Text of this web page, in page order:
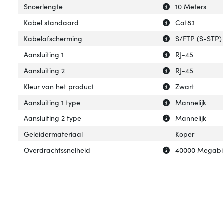
Uitleg over
Verberg uitleg
Snoerlengte
10 Meters
Uitleg over
Verberg uitleg
Kabel standaard
Cat8.1
Uitleg over
Verberg uitleg
Kabelafscherming
S/FTP (S-STP)
Uitleg over
Verberg uitleg
Aansluiting 1
RJ-45
Uitleg over
Verberg uitleg
Aansluiting 2
RJ-45
Uitleg over
Verberg uitleg
Kleur van het product
Zwart
Uitleg over
Verberg uitleg
Aansluiting 1 type
Mannelijk
Uitleg over
Verberg uitleg
Aansluiting 2 type
Mannelijk
Geleidermateriaal
Koper
Uitleg over
Verberg uitleg
Overdrachtssnelheid 40000